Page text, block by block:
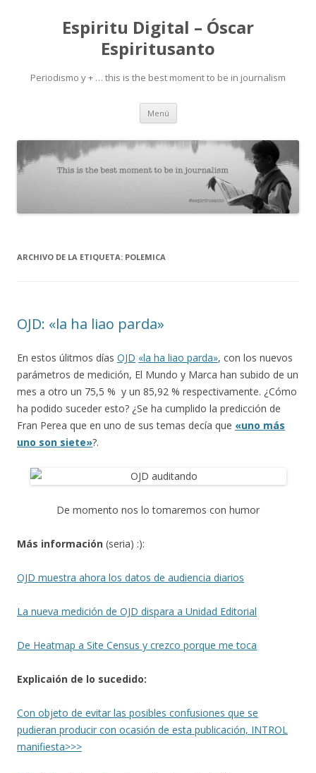
Espiritu Digital – Óscar
Espiritusanto
Periodismo y + … this is the best moment to be in journalism
Menú Ir
contenido
ARCHIVO DE LA ETIQUETA: POLEMICA
OJD: «la ha liao parda»
En estos úlitmos días OJD «la ha liao parda», con los nuevos
parámetros de medición, El Mundo y Marca han subido de un
mes a otro un 75,5 % y un 85,92 % respectivamente. ¿Cómo
ha podido suceder esto? ¿Se ha cumplido la predicción de
Fran Perea que en uno de sus temas decía que «uno más
uno son siete»?.
De momento nos lo tomaremos con humor
Más información (seria) :):
OJD muestra ahora los datos de audiencia diarios
La nueva medición de OJD dispara a Unidad Editorial
De Heatmap a Site Census y crezco porque me toca
Explicaión de lo sucedido:
Con objeto de evitar las posibles confusiones que se
pudieran producir con ocasión de esta publicación, INTROL
manifiesta>>>